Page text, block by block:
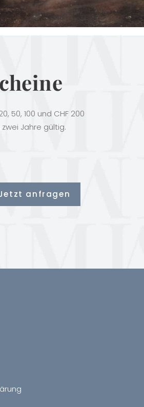
50, 100 und CHF 200
Jahre gültig.
anfragen